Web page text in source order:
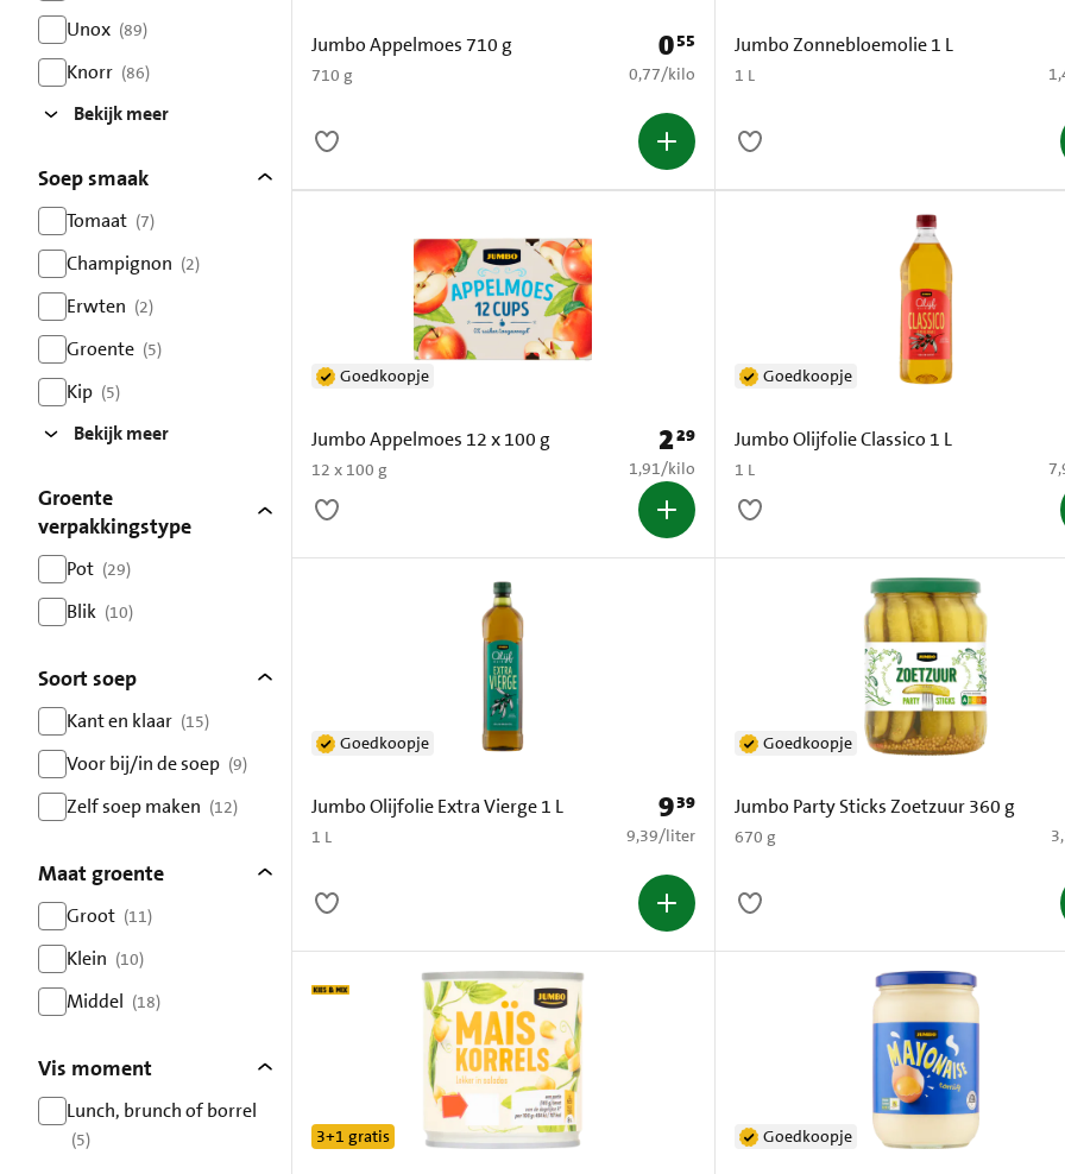
resultaten
Unox (89)
resultaten
Knorr (86)
Bekijk meer
Soep smaak
Tomaat (7)
resultaten
Champignon (2)
resultaten
Erwten (2)
resultaten
Groente (5)
resultaten
Kip (5)
Bekijk meer
Groente
verpakkingstype
Pot (29)
resultaten
Blik (10)
Soort soep
Kant en klaar (15)
resultaten
Voor bij/in de soep (9)
resultaten
Zelf soep maken (12)
Maat groente
Groot (11)
resultaten
Klein (10)
resultaten
Middel (18)
Vis moment
Lunch, brunch of borrel
(5)
Jumbo Appelmoes 710 g
710 g
Prijs: € 0,55
055
€ 0,77 per kilo
0,77/kilo
Jumbo Zonnebloemolie 1 L
1 L
€
Jumbo Appelmoes 12 x 100 g
12 x 100 g
Goedkoopje
Prijs: € 2,29
229
€ 1,91 per kilo
1,91/kilo
Jumbo Olijfolie Classico 1 L
1 L
Goedkoopje
€
Jumbo Olijfolie Extra Vierge 1 L
1 L
Goedkoopje
Prijs: € 9,39
939
€ 9,39 per liter
9,39/liter
Jumbo Party Sticks Zoetzuur 360 g
670 g
Goedkoopje
€
3+1 gratis Goedkoopje